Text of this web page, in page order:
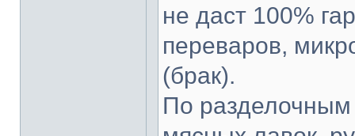
не даст 100%
переваров,
(брак).
По разделочным